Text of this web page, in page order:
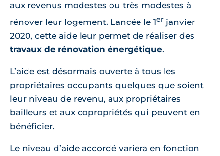
aux revenus modestes ou très modestes à
rénover leur logement. Lancée le 1er janvier
2020, cette aide leur permet de réaliser des
travaux de rénovation énergétique.
L’aide est désormais ouverte à tous les
propriétaires occupants quelques que soient
leur niveau de revenu, aux propriétaires
bailleurs et aux copropriétés qui peuvent en
bénéficier.
Le niveau d’aide accordé variera en fonction